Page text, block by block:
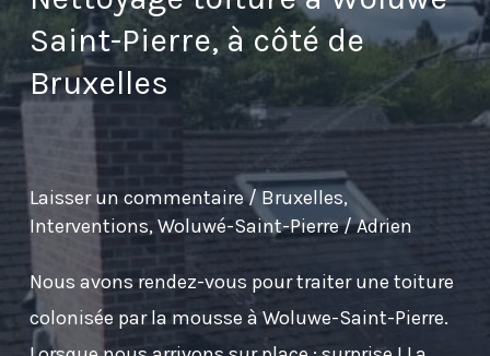
Saint-Pierre, à côté de
Bruxelles
Laisser un commentaire/Bruxelles,
Interventions,Woluwé-Saint-Pierre/Adrien
Nous avons rendez-vous pour traiter une toiture
colonisée par la mousse à Woluwe-Saint-Pierre.